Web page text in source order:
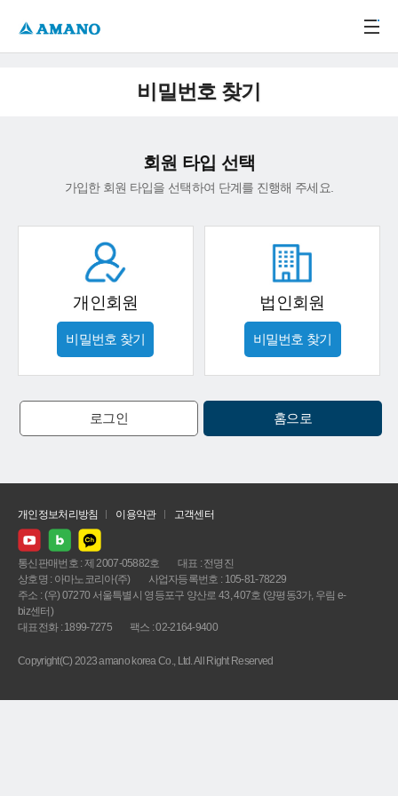
비밀번호 찾기
회원 타입 선택
가입한 회원 타입을 선택하여 단계를 진행해 주세요.
개인회원
비밀번호 찾기
법인회원
비밀번호 찾기
로그인 홈으로
개인정보처리방침 이용약관 고객센터
통신판매번호 : 제 2007-05882호
대표 : 전명진
상호명 : 아마노코리아(주)
사업자등록번호 : 105-81-78229
주소 : (우) 07270 서울특별시 영등포구 양산로 43, 407호 (양평동3가, 우림 e-
biz센터)
대표전화 : 1899-7275
팩스 : 02-2164-9400
Copyright(C) 2023 amano korea Co., Ltd. All Right Reserved